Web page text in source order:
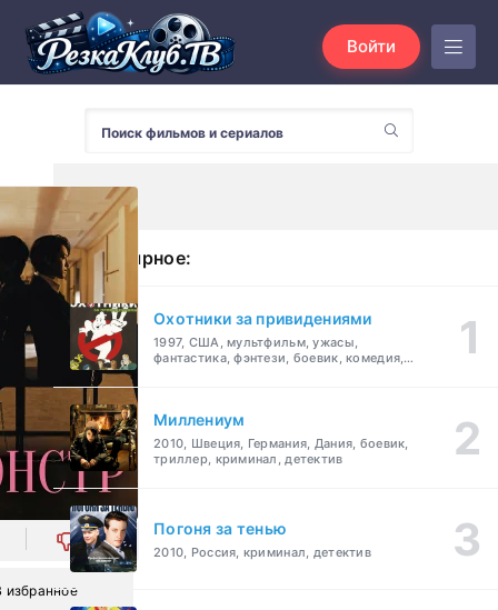
Войти
0
избранное
Популярное:
Охотники за привидениями
1997, США, мультфильм, ужасы,
фантастика, фэнтези, боевик, комедия,
Миллениум
2010, Швеция, Германия, Дания, боевик,
триллер, криминал, детектив
Погоня за тенью
2010, Россия, криминал, детектив